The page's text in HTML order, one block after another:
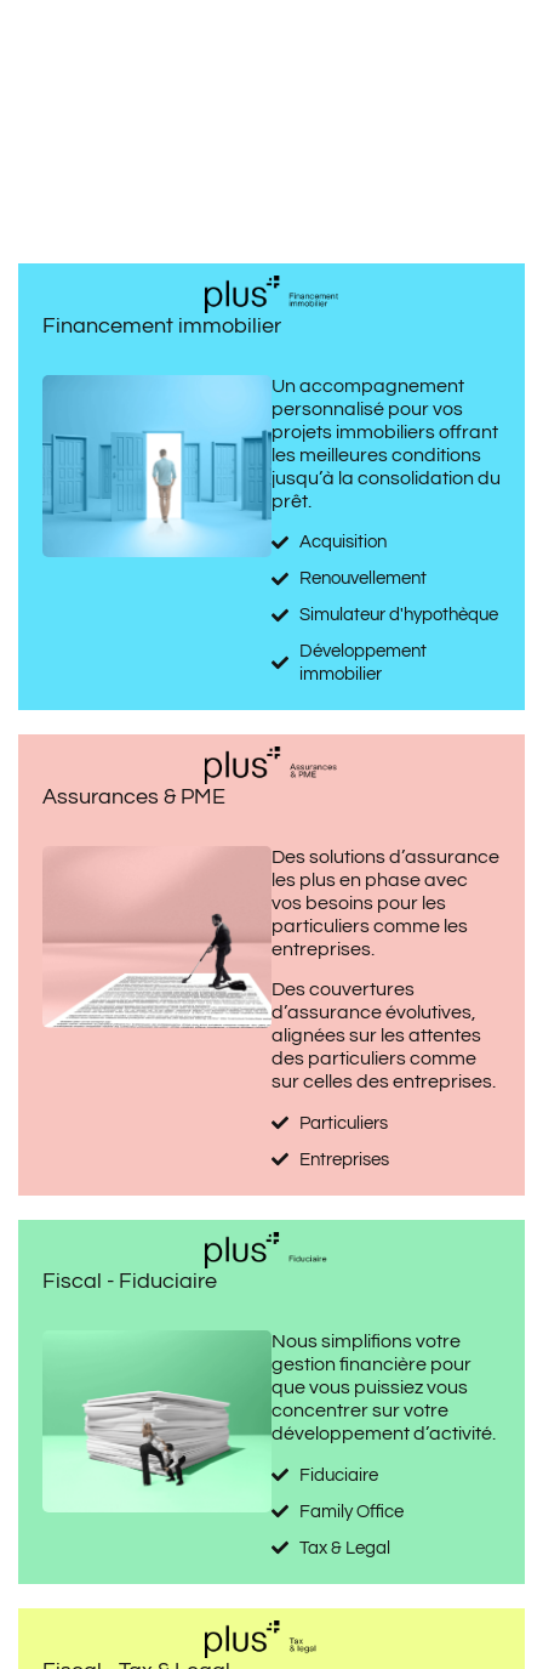
Financement immobilier
Un accompagnement
personnalisé pour vos
projets immobiliers offrant
les meilleures conditions
jusqu’à la consolidation du
prêt.
Acquisition
Renouvellement
Simulateur d'hypothèque
Développement
immobilier
Assurances & PME
Des solutions d’assurance
les plus en phase avec
vos besoins pour les
particuliers comme les
entreprises.
Des couvertures
d’assurance évolutives,
alignées sur les attentes
des particuliers comme
sur celles des entreprises.
Particuliers
Entreprises
Fiscal - Fiduciaire
Nous simplifions votre
gestion financière pour
que vous puissiez vous
concentrer sur votre
développement d’activité.
Fiduciaire
Family Office
Tax & Legal